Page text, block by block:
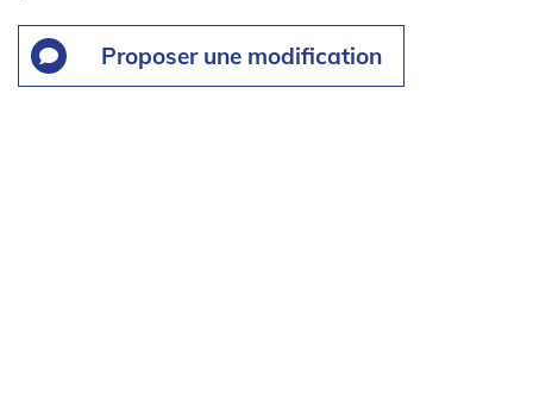
Proposer une modification